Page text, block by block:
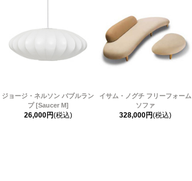
ジョージ・ネルソン バブルラン
プ [Saucer M]
26,000円(税込)
イサム・ノグチ フリーフォーム
ソファ
328,000円(税込)